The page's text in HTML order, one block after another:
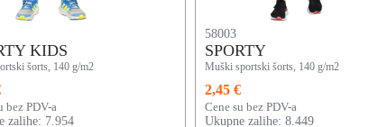
KIDS
šorts, 140 g/m2
bez PDV-a
zalihe: 7.954
58003
SPORTY
Muški sportski šorts, 140 g/m2
2,45 €
Cene su bez PDV-a
Ukupne zalihe: 8.449